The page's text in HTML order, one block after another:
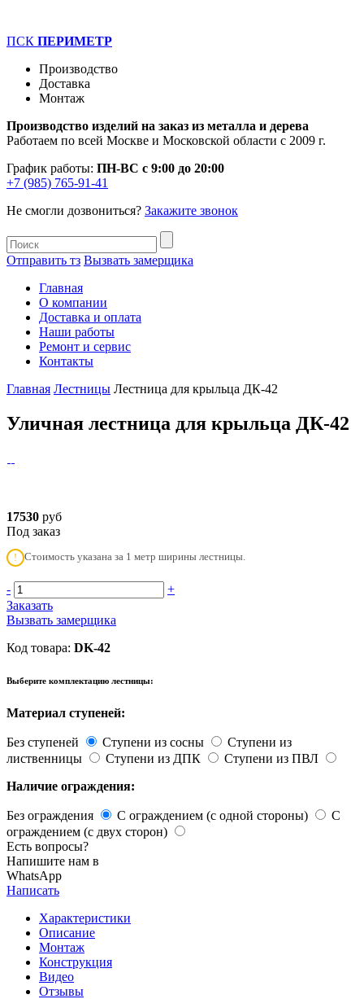
ПСК ПЕРИМЕТР
Производство
Доставка
Монтаж
Производство изделий на заказ из металла и дерева
Работаем по всей Москве и Московской области с 2009 г.
График работы: ПН-ВС с 9:00 до 20:00
+7 (985) 765-91-41
Не смогли дозвониться? Закажите звонок
Отправить тз Вызвать замерщика
Главная
О компании
Доставка и оплата
Наши работы
Ремонт и сервис
Контакты
Главная Лестницы Лестница для крыльца ДК-42
Уличная лестница для крыльца ДК-42
17530 руб
Под заказ
! Стоимость указана за 1 метр ширины лестницы.
-
+
Заказать
Вызвать замерщика
Код товара: DK-42
Выберите комплектацию лестницы:
Материал ступеней:
Без ступеней Ступени из сосны
Ступени из
лиственницы
Ступени из ДПК
Ступени из ПВЛ
Наличие ограждения:
Без ограждения С ограждением (с одной стороны)
С
ограждением (с двух сторон)
Есть вопросы?
Напишите нам в
WhatsApp
Написать
Характеристики
Описание
Монтаж
Конструкция
Видео
Отзывы